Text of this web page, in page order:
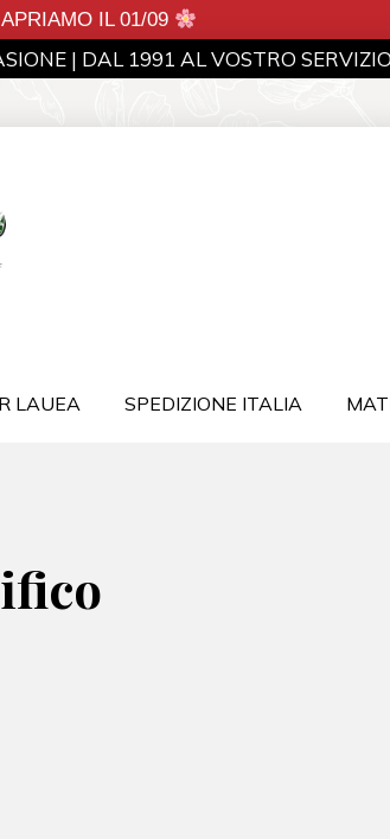
IL 01/09
| DAL 1991 AL VOSTRO SERVIZIO
LAUEA SPEDIZIONE ITALIA